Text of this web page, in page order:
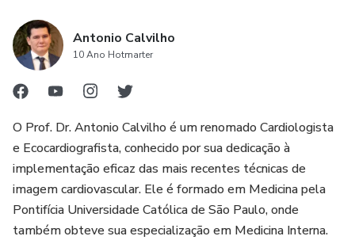
Antonio Calvilho
10 Ano Hotmarter
O Prof. Dr. Antonio Calvilho é um renomado Cardiologista
e Ecocardiografista, conhecido por sua dedicação à
implementação eficaz das mais recentes técnicas de
imagem cardiovascular. Ele é formado em Medicina pela
Pontifícia Universidade Católica de São Paulo, onde
também obteve sua especialização em Medicina Interna.